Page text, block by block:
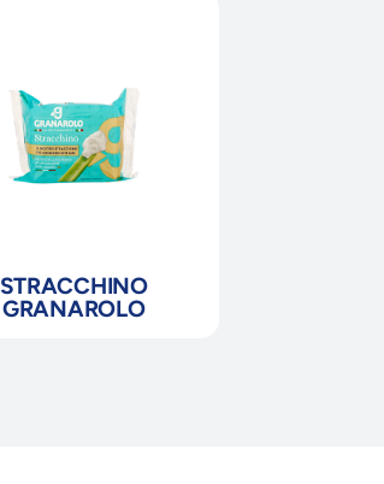
STRACCHINO
GRANAROLO